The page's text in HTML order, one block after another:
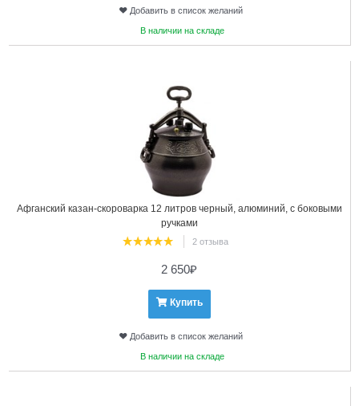
Добавить в список желаний
В наличии на складе
Афганский казан-скороварка 12 литров черный, алюминий, с боковыми
ручками
2 отзыва
2 650₽
Купить
Добавить в список желаний
В наличии на складе